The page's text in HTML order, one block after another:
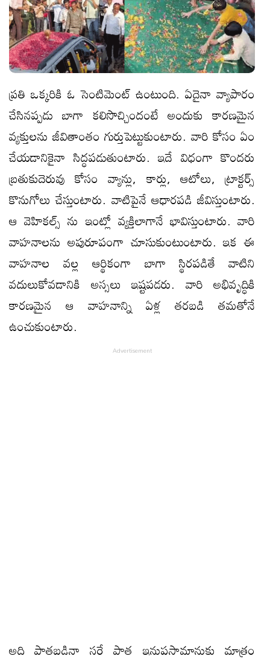
ప్రతి ఒక్కరికి ఓ సెంటిమెంట్ ఉంటుంది. ఏదైనా వ్యాపారం
చేసినప్పడు బాగా కలిసొచ్చిందంటే అందుకు కారణమైన
వ్యక్తులను జీవితాంతం గుర్తుపెట్టుకుంటారు. వారి కోసం ఏం
చేయడానికైనా సిద్ధపడుతుంటారు. ఇదే విధంగా కొందరు
బ్రతుకుదెరువు కోసం వ్యాన్లు, కార్లు, ఆటోలు, ట్రాక్టర్స్
కొనుగోలు చేస్తుంటారు. వాటిపైనే ఆధారపడి జీవిస్తుంటారు.
ఆ వెహికల్స్ ను ఇంట్లో వ్యక్తిలాగానే భావిస్తుంటారు. వారి
వాహనాలను అపురూపంగా చూసుకుంటుంటారు. ఇక ఈ
వాహనాల వల్ల ఆర్థికంగా బాగా స్థిరపడితే వాటిని
వదులుకోవడానికి అస్సలు ఇష్టపడరు. వారి అభివృద్ధికి
కారణమైన ఆ వాహనాన్ని ఏళ్ల తరబడి తమతోనే
ఉంచుకుంటారు.
అది పాతబడినా సరే పాత ఇనుపసామానుకు మాత్రం